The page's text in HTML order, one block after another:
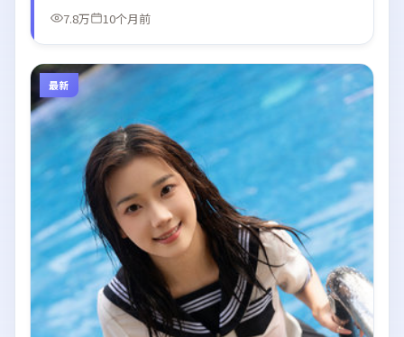
7.8万
10个月前
最新